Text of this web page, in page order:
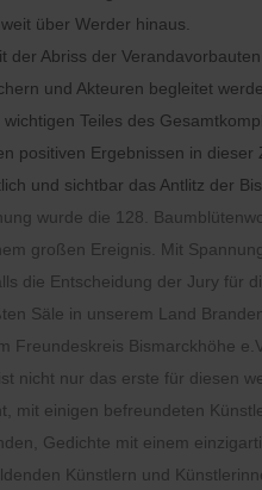
über Werder hinaus.
der Abriss der
und Akteuren begleitet
Teiles des
positiven Ergebnissen in
und sichtbar das Antlitz der
wurde die 128.
großen Ereignis. Mit
die Entscheidung der Jury für
Säle in unserem Land
Freundeskreis Bismarckhöhe
nicht nur das erste für diesen
mit einigen befreundeten
Gedichte mit einem
Künstlern und